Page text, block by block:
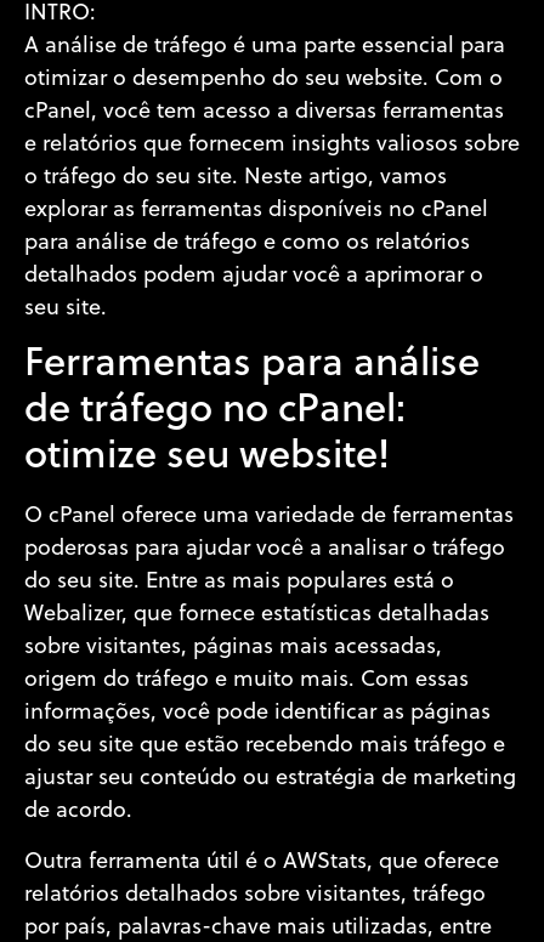
INTRO:
A análise de tráfego é uma parte essencial para
otimizar o desempenho do seu website. Com o
cPanel, você tem acesso a diversas ferramentas
e relatórios que fornecem insights valiosos sobre
o tráfego do seu site. Neste artigo, vamos
explorar as ferramentas disponíveis no cPanel
para análise de tráfego e como os relatórios
detalhados podem ajudar você a aprimorar o
seu site.
Ferramentas para análise
de tráfego no cPanel:
otimize seu website!
O cPanel oferece uma variedade de ferramentas
poderosas para ajudar você a analisar o tráfego
do seu site. Entre as mais populares está o
Webalizer, que fornece estatísticas detalhadas
sobre visitantes, páginas mais acessadas,
origem do tráfego e muito mais. Com essas
informações, você pode identificar as páginas
do seu site que estão recebendo mais tráfego e
ajustar seu conteúdo ou estratégia de marketing
de acordo.
Outra ferramenta útil é o AWStats, que oferece
relatórios detalhados sobre visitantes, tráfego
por país, palavras-chave mais utilizadas, entre